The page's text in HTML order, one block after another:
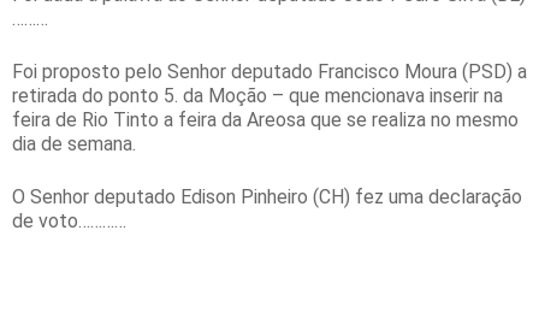
Foi proposto pelo Senhor deputado Francisco Moura (PSD) a
retirada do ponto 5. da Moção – que mencionava inserir na
feira de Rio Tinto a feira da Areosa que se realiza no mesmo
dia de semana.
O Senhor deputado Edison Pinheiro (CH) fez uma declaração
de voto…………